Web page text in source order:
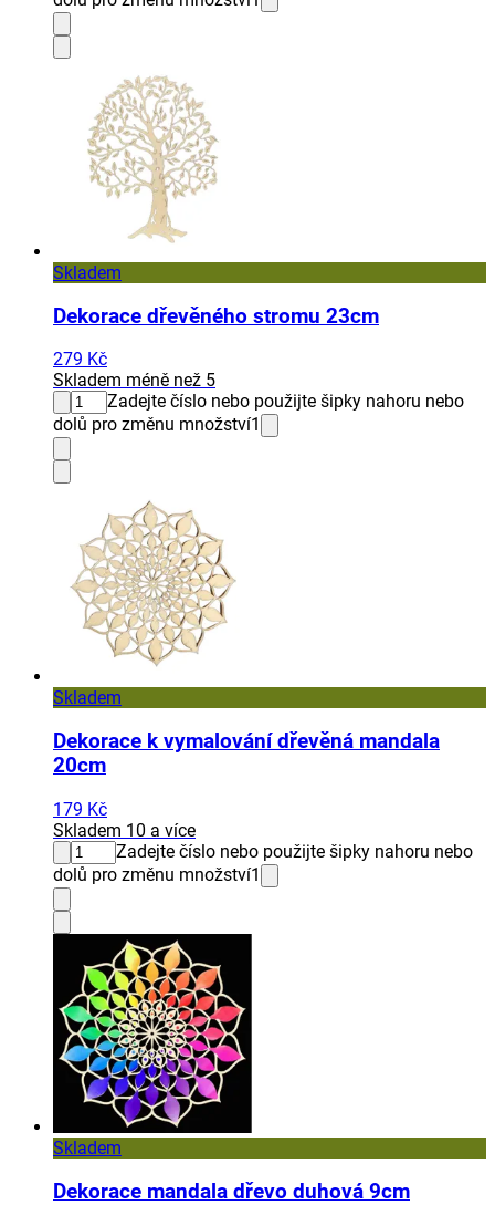
Skladem
Dekorace dřevěného stromu 23cm
279 Kč
Skladem méně než 5
Zadejte číslo nebo použijte šipky nahoru nebo
dolů pro změnu množství1
Skladem
Dekorace k vymalování dřevěná mandala
20cm
179 Kč
Skladem 10 a více
Zadejte číslo nebo použijte šipky nahoru nebo
dolů pro změnu množství1
Skladem
Dekorace mandala dřevo duhová 9cm